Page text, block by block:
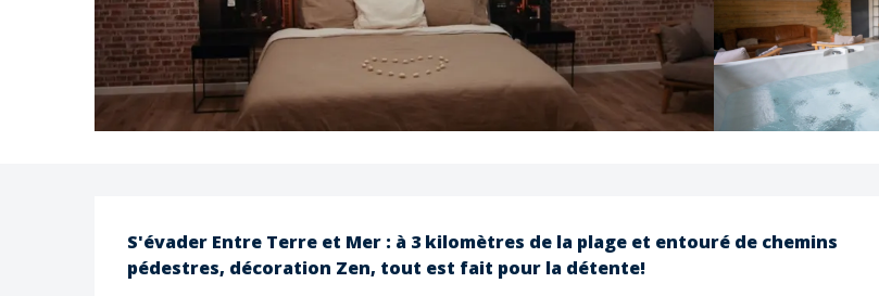
Description
S'évader Entre Terre et Mer : à 3 kilomètres de la plage et entouré de chemins
pédestres, décoration Zen, tout est fait pour la détente!